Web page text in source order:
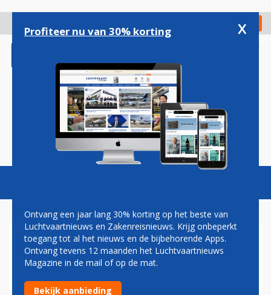
gaan
Check in
Magazine Podcasts Vacatures
PILOTEN
KLM-piloot naar Texas om vliegers op te leiden voor
Profiteer nu van 30% korting x
Ontvang een jaar lang 30% korting op het beste van
Luchtvaartnieuws en Zakenreisnieuws. Krijg onbeperkt
toegang tot al het nieuws en de bijbehorende Apps.
Ontvang tevens 12 maanden het Luchtvaartnieuws
Magazine in de mail of op de mat.
Bekijk aanbieding